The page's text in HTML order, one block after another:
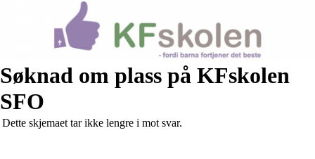
Søknad om plass på KFskolen
SFO
Dette skjemaet tar ikke lengre i mot svar.